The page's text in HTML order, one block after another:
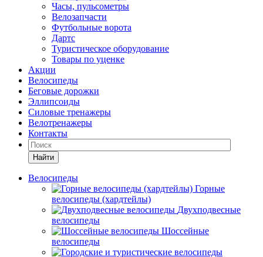
Часы, пульсометры
Велозапчасти
Футбольные ворота
Дартс
Туристическое оборудование
Товары по уценке
Акции
Велосипеды
Беговые дорожки
Эллипсоиды
Силовые тренажеры
Велотренажеры
Контакты
Найти
Велосипеды
Горные
велосипеды (хардтейлы)
Двухподвесные
велосипеды
Шоссейные
велосипеды